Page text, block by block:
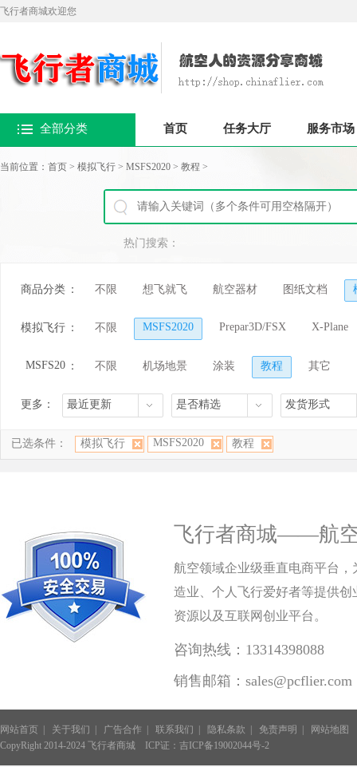
飞行者商城欢迎您
全部分类 首页 任务大厅 服务市场
当前位置： 首页 > 模拟飞行 > MSFS2020 > 教程 >
热门搜索：
商品分类 ： 不限 想飞就飞 航空器材 图纸文档
模拟飞行 ： 不限 MSFS2020 Prepar3D/FSX X-Plane
MSFS20 ： 不限 机场地景 涂装 教程 其它
更多： 最近更新 是否精选 发货形式
已选条件： 模拟飞行 MSFS2020 教程
飞行者商城——航
航空领域企业级垂直电商平台，
造业、个人飞行爱好者等提供创
资源以及互联网创业平台。
咨询热线：13314398088
销售邮箱：sales@pcflier.com
网站首页 关于我们 广告合作 联系我们 隐私条款 免责声明
网站地图
CopyRight 2014-2024 飞行者商城
ICP证：吉ICP备19002044号-2